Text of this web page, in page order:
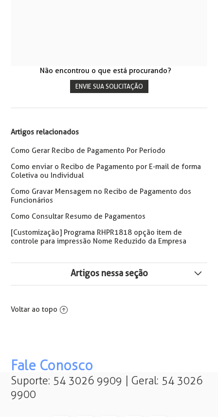
Não encontrou o que está procurando?
ENVIE SUA SOLICITAÇÃO
Artigos relacionados
Como Gerar Recibo de Pagamento Por Período
Como enviar o Recibo de Pagamento por E-mail de forma
Coletiva ou Individual
Como Gravar Mensagem no Recibo de Pagamento dos
Funcionários
Como Consultar Resumo de Pagamentos
[Customização] Programa RHPR1818 opção item de
controle para impressão Nome Reduzido da Empresa
Artigos nessa seção
Detalhe de Afastamento em Excel
Diferenças Relatório 1995 – Comprovante de
Rendimentos eSocial 2026
Como enviar relatório 1995 por e-mail
Voltar ao topo
Fale Conosco
Suporte: 54 3026 9909 | Geral: 54 3026
9900